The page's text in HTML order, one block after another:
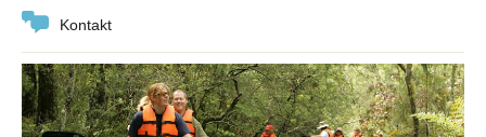
Kontakt